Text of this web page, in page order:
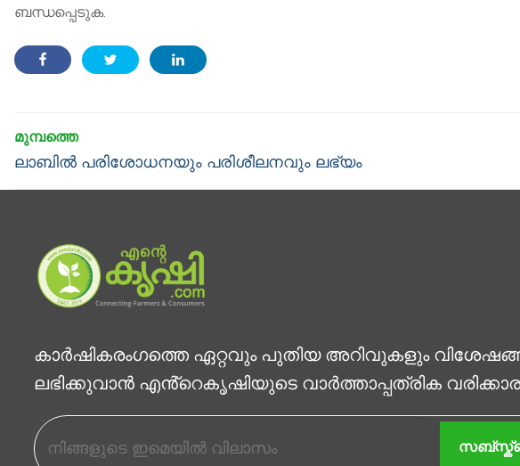
ബന്ധപ്പെടുക.
Post
navigation
Previous
ലാബിൽ പരിശോധനയും പരിശീലനവും ലഭ്യം
കാര്‍ഷികരംഗത്തെ ഏറ്റവും പുതിയ അറിവുകളും
ലഭിക്കുവാന്‍ എൻ്റെകൃഷിയുടെ വാര്‍ത്താപ്പത്രിക